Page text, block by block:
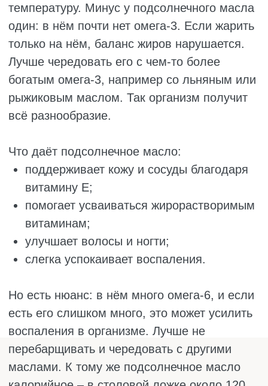
хранить его надо в тёмном месте. И да, оно
тоже калорийное, примерно те же 120 ккал
в ложке.
Рыжиковое масло
Рыжиковое масло, к сожалению, знают
далеко не все. Его делают из семян рыжика
– растения, которое растёт в полях. По
своим свойствам оно очень похоже на
без выраженной горечи. Поэтому его
приятнее добавлять в еду.
В нём много омега-3, которые полезны для
нельзя, иначе полезные жиры разрушаются.
Зато в салатах, кашах или готовых овощных
блюдах оно раскрывается отлично.
Что даёт рыжиковое масло:
укрепляет иммунитет;
хорошо влияет на кожу, волосы и ногти;
помогает снижать холестерин.
Стоит иметь в виду: срок годности у него
короткий, и на свету оно портится быстрее
других масел. Если почувствовали горечь –